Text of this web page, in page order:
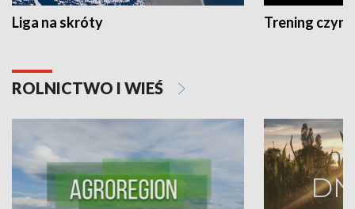
Liga na skróty Trening czyni
ROLNICTWO I WIEŚ